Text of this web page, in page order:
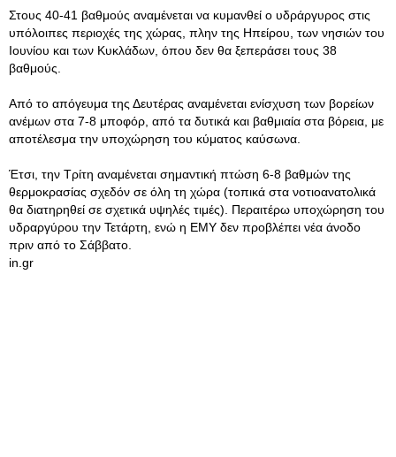
Στους 40-41 βαθμούς αναμένεται να κυμανθεί ο υδράργυρος στις
υπόλοιπες περιοχές της χώρας, πλην της Ηπείρου, των νησιών του
Ιουνίου και των Κυκλάδων, όπου δεν θα ξεπεράσει τους 38
βαθμούς.
Από το απόγευμα της Δευτέρας αναμένεται ενίσχυση των βορείων
ανέμων στα 7-8 μποφόρ, από τα δυτικά και βαθμιαία στα βόρεια, με
αποτέλεσμα την υποχώρηση του κύματος καύσωνα.
Έτσι, την Τρίτη αναμένεται σημαντική πτώση 6-8 βαθμών της
θερμοκρασίας σχεδόν σε όλη τη χώρα (τοπικά στα νοτιοανατολικά
θα διατηρηθεί σε σχετικά υψηλές τιμές). Περαιτέρω υποχώρηση του
υδραργύρου την Τετάρτη, ενώ η ΕΜΥ δεν προβλέπει νέα άνοδο
πριν από το Σάββατο.
in.gr